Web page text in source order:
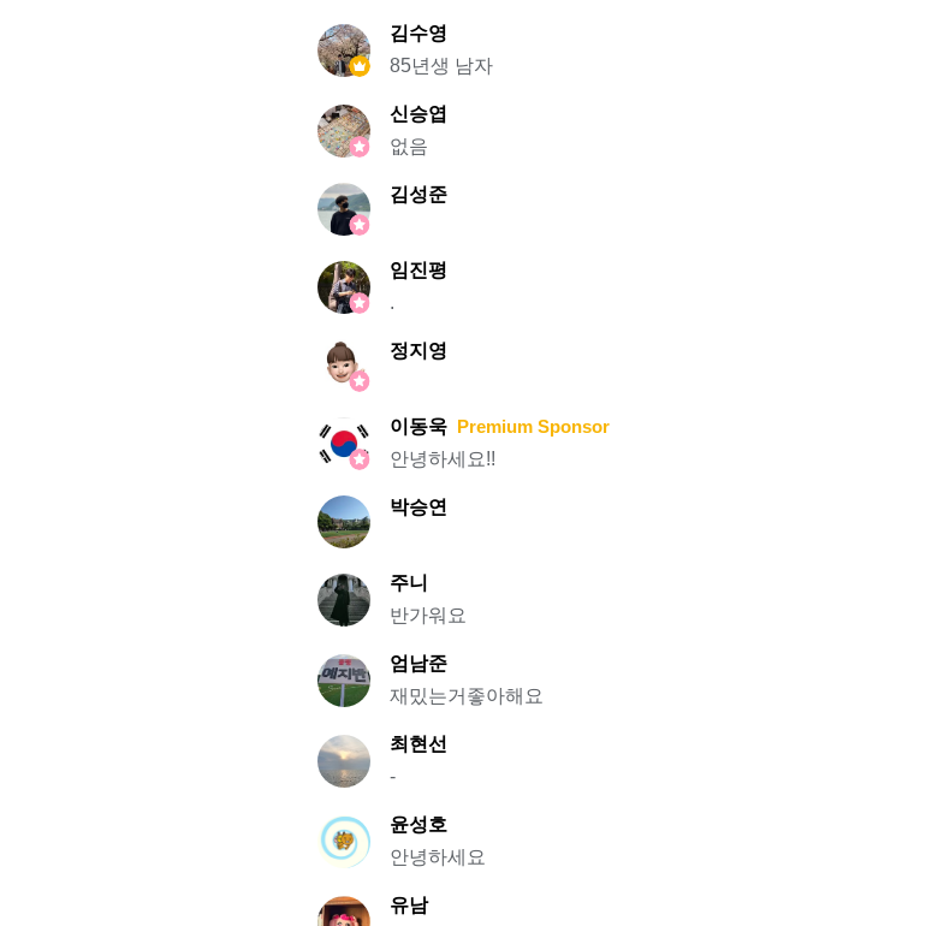
김수영
85년생 남자
신승엽
없음
김성준
임진평
.
정지영
이동욱 Premium Sponsor
안녕하세요!!
박승연
주니
반가워요
엄남준
재밌는거좋아해요
최현선
-
윤성호
안녕하세요
유남